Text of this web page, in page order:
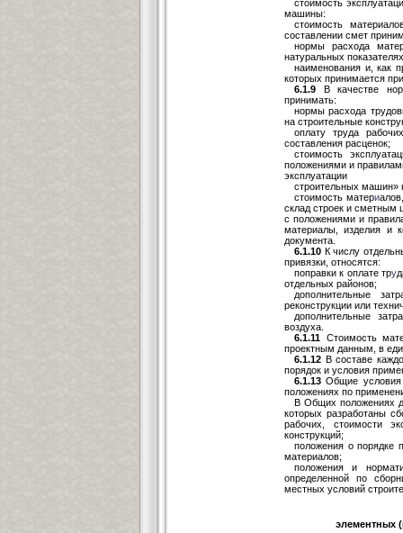
стоимость
машины:
стоимость
составлении смет
нормы расхода
натуральных
наименования и, как
которых принимается
6.1.9 В качестве
принимать:
нормы расхода
на строительные
оплату труда
составления расценок;
стоимость
положениями и
эксплуатации
строительных машин»
стоимость матери
склад строек и сметным
с положениями и
материалы, изделия и
документа.
6.1.10 К числу
привязки, относятся:
поправки к оплате тру
отдельных районов;
дополнительные
реконструкции или
дополнительные
воздуха.
6.1.11 Стоимость
проектным данным, в
6.1.12 В составе
порядок и условия
6.1.13 Общие условия
положениях по
В Общих положениях
которых разработаны
рабочих, стоимости
конструкций;
положения о порядке
материалов;
положения и
определенной по
местных условий
элементных